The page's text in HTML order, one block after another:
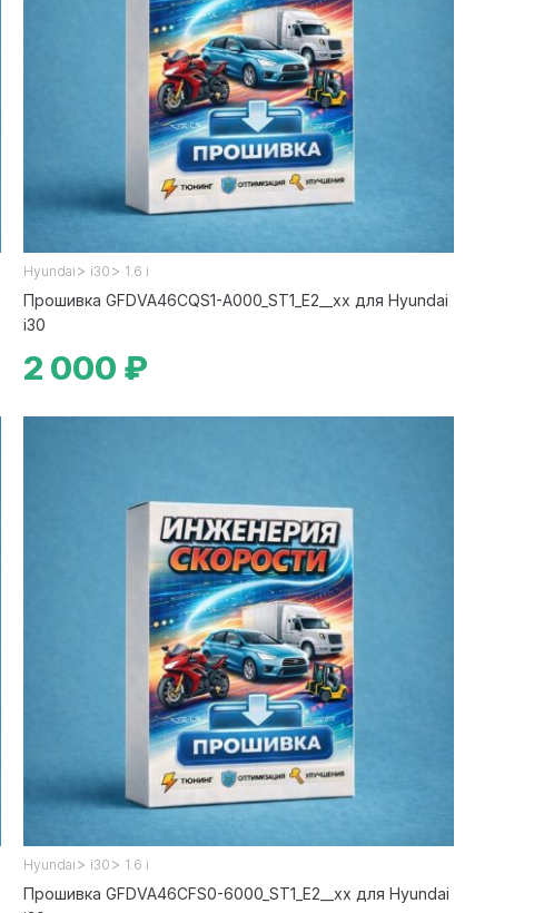
Hyundai > i30 > 1.6 i
Прошивка GFDVA46CQS1-A000_ST1_E2__xx для Hyundai
i30
2 000 ₽
Hyundai > i30 > 1.6 i
Прошивка GFDVA46CFS0-6000_ST1_E2__xx для Hyundai